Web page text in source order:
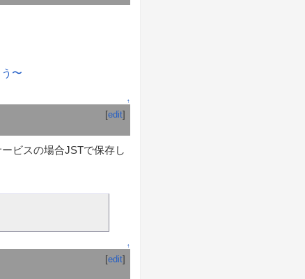
〜
↑
[edit]
ビスの場合JSTで保存し
↑
[edit]